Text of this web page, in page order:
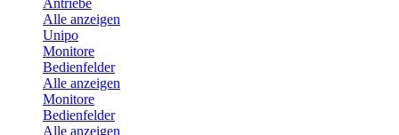
Antriebe
Alle anzeigen
Unipo
Monitore
Bedienfelder
Alle anzeigen
Monitore
Bedienfelder
Alle anzeigen